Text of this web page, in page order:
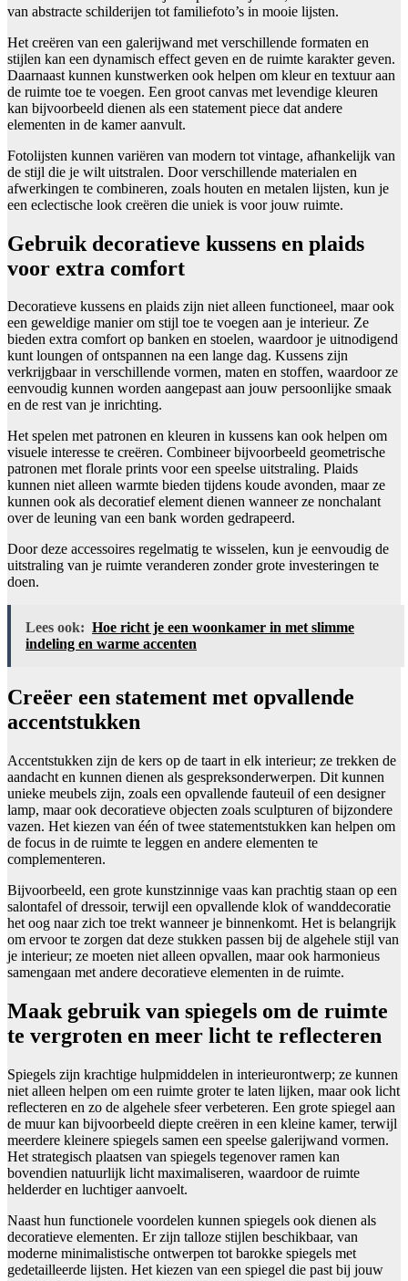
van abstracte schilderijen tot familiefoto’s in mooie lijsten.
Het creëren van een galerijwand met verschillende formaten en
stijlen kan een dynamisch effect geven en de ruimte karakter geven.
Daarnaast kunnen kunstwerken ook helpen om kleur en textuur aan
de ruimte toe te voegen. Een groot canvas met levendige kleuren
kan bijvoorbeeld dienen als een statement piece dat andere
elementen in de kamer aanvult.
Fotolijsten kunnen variëren van modern tot vintage, afhankelijk van
de stijl die je wilt uitstralen. Door verschillende materialen en
afwerkingen te combineren, zoals houten en metalen lijsten, kun je
een eclectische look creëren die uniek is voor jouw ruimte.
Gebruik decoratieve kussens en plaids
voor extra comfort
Decoratieve kussens en plaids zijn niet alleen functioneel, maar ook
een geweldige manier om stijl toe te voegen aan je interieur. Ze
bieden extra comfort op banken en stoelen, waardoor je uitnodigend
kunt loungen of ontspannen na een lange dag. Kussens zijn
verkrijgbaar in verschillende vormen, maten en stoffen, waardoor ze
eenvoudig kunnen worden aangepast aan jouw persoonlijke smaak
en de rest van je inrichting.
Het spelen met patronen en kleuren in kussens kan ook helpen om
visuele interesse te creëren. Combineer bijvoorbeeld geometrische
patronen met florale prints voor een speelse uitstraling. Plaids
kunnen niet alleen warmte bieden tijdens koude avonden, maar ze
kunnen ook als decoratief element dienen wanneer ze nonchalant
over de leuning van een bank worden gedrapeerd.
Door deze accessoires regelmatig te wisselen, kun je eenvoudig de
uitstraling van je ruimte veranderen zonder grote investeringen te
doen.
Lees ook: Hoe richt je een woonkamer in met slimme
indeling en warme accenten
Creëer een statement met opvallende
accentstukken
Accentstukken zijn de kers op de taart in elk interieur; ze trekken de
aandacht en kunnen dienen als gespreksonderwerpen. Dit kunnen
unieke meubels zijn, zoals een opvallende fauteuil of een designer
lamp, maar ook decoratieve objecten zoals sculpturen of bijzondere
vazen. Het kiezen van één of twee statementstukken kan helpen om
de focus in de ruimte te leggen en andere elementen te
complementeren.
Bijvoorbeeld, een grote kunstzinnige vaas kan prachtig staan op een
salontafel of dressoir, terwijl een opvallende klok of wanddecoratie
het oog naar zich toe trekt wanneer je binnenkomt. Het is belangrijk
om ervoor te zorgen dat deze stukken passen bij de algehele stijl van
je interieur; ze moeten niet alleen opvallen, maar ook harmonieus
samengaan met andere decoratieve elementen in de ruimte.
Maak gebruik van spiegels om de ruimte
te vergroten en meer licht te reflecteren
Spiegels zijn krachtige hulpmiddelen in interieurontwerp; ze kunnen
niet alleen helpen om een ruimte groter te laten lijken, maar ook licht
reflecteren en zo de algehele sfeer verbeteren. Een grote spiegel aan
de muur kan bijvoorbeeld diepte creëren in een kleine kamer, terwijl
meerdere kleinere spiegels samen een speelse galerijwand vormen.
Het strategisch plaatsen van spiegels tegenover ramen kan
bovendien natuurlijk licht maximaliseren, waardoor de ruimte
helderder en luchtiger aanvoelt.
Naast hun functionele voordelen kunnen spiegels ook dienen als
decoratieve elementen. Er zijn talloze stijlen beschikbaar, van
moderne minimalistische ontwerpen tot barokke spiegels met
gedetailleerde lijsten. Het kiezen van een spiegel die past bij jouw